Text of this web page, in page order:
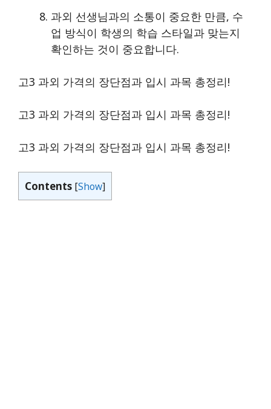
과외 선생님과의 소통이 중요한 만큼, 수
업 방식이 학생의 학습 스타일과 맞는지
확인하는 것이 중요합니다.
고3 과외 가격의 장단점과 입시 과목 총정리!
고3 과외 가격의 장단점과 입시 과목 총정리!
고3 과외 가격의 장단점과 입시 과목 총정리!
Contents [Show]